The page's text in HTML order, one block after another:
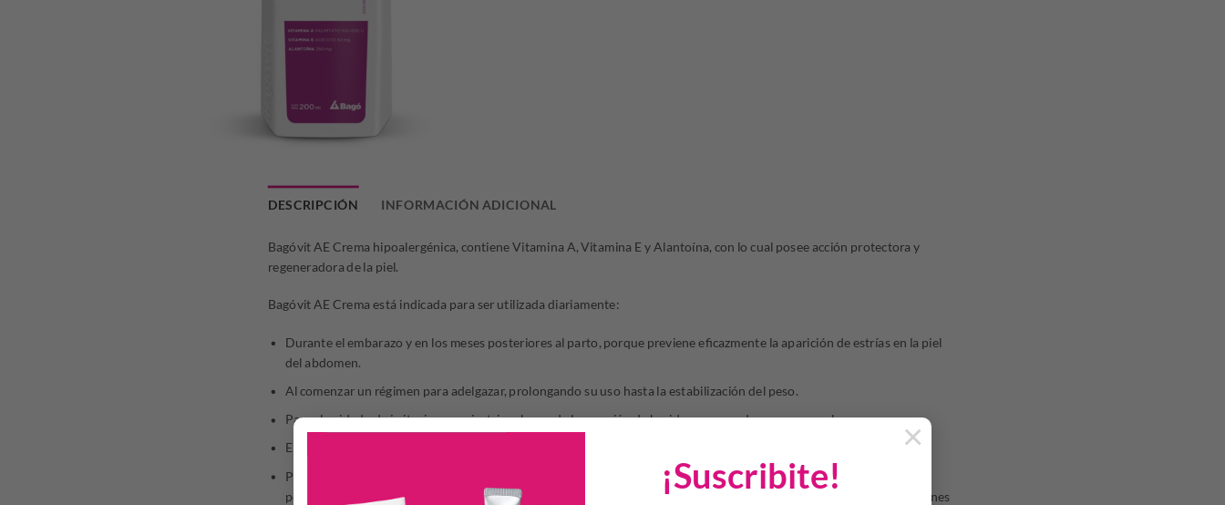
¡Suscribite!
×
DESCRIPCIÓN INFORMACIÓN ADICIONAL
Bagóvit AE Crema hipoalergénica, contiene Vitamina A, Vitamina E y Alantoína, con lo cual posee acción protectora y
regeneradora de la piel.
Bagóvit AE Crema está indicada para ser utilizada diariamente:
Durante el embarazo y en los meses posteriores al parto, porque previene eficazmente la aparición de estrías en la piel
del abdomen.
Al comenzar un régimen para adelgazar, prolongando su uso hasta la estabilización del peso.
Para el cuidado de irritaciones y cicatrices luego de la curación de heridas y quemaduras en general.
En el cuidado y regeneración de la piel seca y prevención de las arrugas.
Para la prevención y eliminación de irritaciones de la piel por rozamiento de ropa, aparatos de rehabilitación o
permanencia prolongada en cama como así también de inflamaciones de la piel que se producen en algunas profesiones